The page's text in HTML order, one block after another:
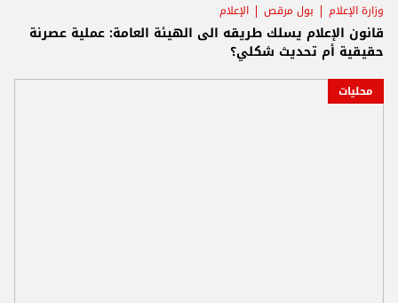
وزارة الإعلام بول مرقص الإعلام
قانون الإعلام يسلك طريقه الى الهيئة العامة: عملية عصرنة
حقيقية أم تحديث شكلي؟
محليات